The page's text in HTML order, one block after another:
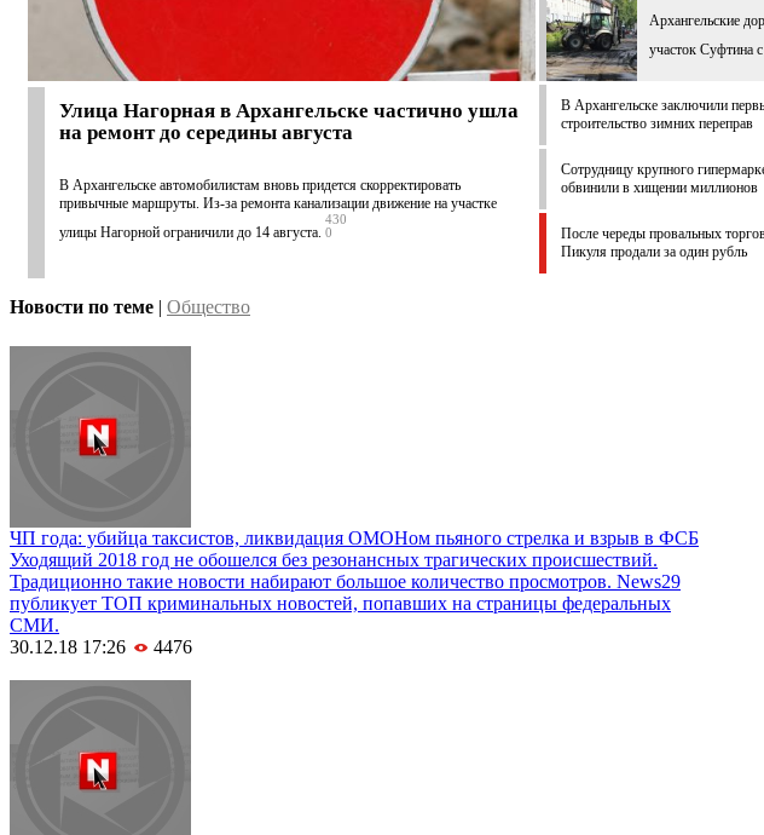
Улица Нагорная в Архангельске частично ушла
на ремонт до середины августа
В Архангельске автомобилистам вновь придется скорректировать
привычные маршруты. Из-за ремонта канализации движение на участке
улицы Нагорной ограничили до 14 августа.
430
0
Архангельские
участок Суфтина
В Архангельске заключили
строительство зимних переправ
Сотрудницу крупного
обвинили в хищении миллионов
После череды провальных
Пикуля продали за один рубль
Новости по теме | Общество
ЧП года: убийца таксистов, ликвидация ОМОНом пьяного стрелка и взрыв в ФСБ
Уходящий 2018 год не обошелся без резонансных трагических происшествий.
Традиционно такие новости набирают большое количество просмотров. News29
публикует ТОП криминальных новостей, попавших на страницы федеральных
СМИ.
30.12.18 17:26
4476